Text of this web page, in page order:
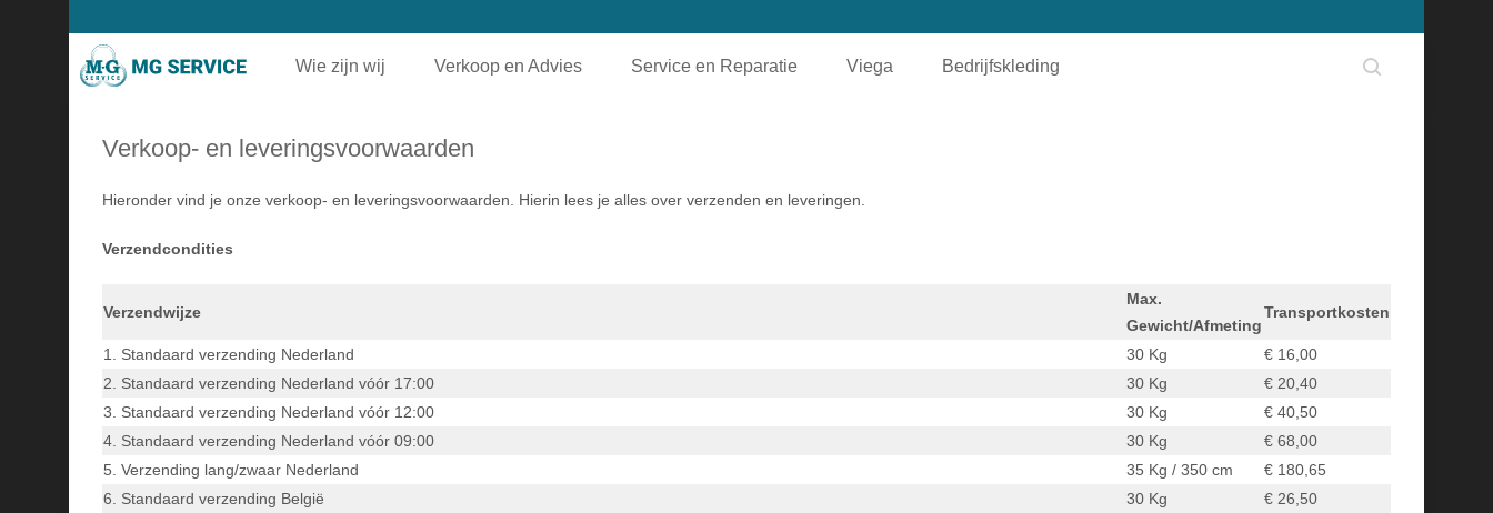
Wie zijn wij Verkoop en Advies Service en Reparatie Viega Bedrijfskleding
Verkoop- en leveringsvoorwaarden
Hieronder vind je onze verkoop- en leveringsvoorwaarden. Hierin lees je alles over verzenden en leveringen.
Verzendcondities
Verzendwijze
Max.
Gewicht/Afmeting
Transportkosten
1. Standaard verzending Nederland 30 Kg
€ 16,00
2. Standaard verzending Nederland vóór 17:00
30 Kg
€ 20,40
3. Standaard verzending Nederland vóór 12:00
30 Kg
€ 40,50
4. Standaard verzending Nederland vóór 09:00
30 Kg
€ 68,00
5. Verzending lang/zwaar Nederland
35 Kg / 350 cm
€ 180,65
6. Standaard verzending België
30 Kg
€ 26,50